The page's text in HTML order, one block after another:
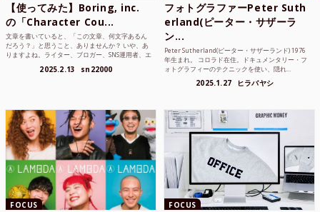
【使ってみた】Boring, inc.
の「Character Cou...
文章を書いていると、「この文章、何文字あるん
だろう？」と思うこと、ありませんか？ いや、あ
りますよね。ライター、ブロガー、SNS運用者、エ
2025.2.13 sn22000
フォトグラファーPeter Suth
erland(ピーター・サザーラ
ン...
Peter Sutherland(ピーター・サザーランド) 1976
年生まれ。 コロラド在住。ドキュメンタリー・フ
ォトグラフィーのテクニックを使い、隠れ...
2025.1.27 ヒラバヤシ
FOCUS FOCUS